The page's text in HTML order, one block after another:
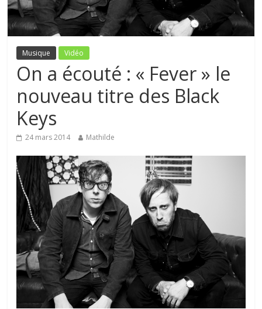
Musique Vidéo
On a écouté : « Fever » le
nouveau titre des Black
Keys
24 mars 2014 Mathilde